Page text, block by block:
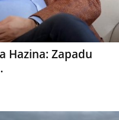
Hazina: Zapadu